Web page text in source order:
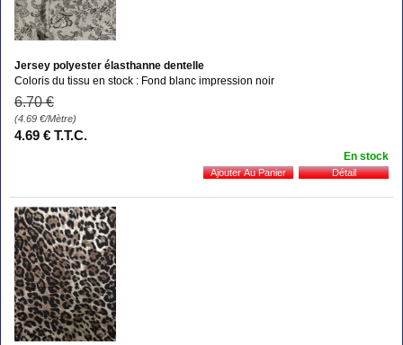
Jersey polyester élasthanne dentelle
Coloris du tissu en stock : Fond blanc impression noir
6.70 €
(4.69 €/Mètre)
4.69 € T.T.C.
En stock